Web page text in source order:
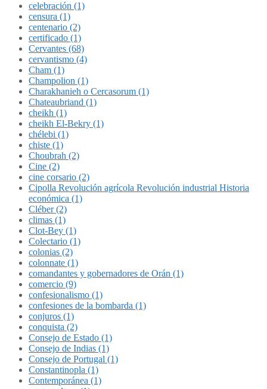
celebración (1)
censura (1)
centenario (2)
certificado (1)
Cervantes (68)
cervantismo (4)
Cham (1)
Champolion (1)
Charakhanieh o Cercasorum (1)
Chateaubriand (1)
cheikh (1)
cheikh El-Bekry (1)
chélebi (1)
chiste (1)
Choubrah (2)
Cine (2)
cine corsario (2)
Cipolla Revolución agrícola Revolución industrial Historia
económica (1)
Cléber (2)
climas (1)
Clot-Bey (1)
Colectario (1)
colonias (2)
colonnate (1)
comandantes y gobernadores de Orán (1)
comercio (9)
confesionalismo (1)
confesiones de la bombarda (1)
conjuros (1)
conquista (2)
Consejo de Estado (1)
Consejo de Indias (1)
Consejo de Portugal (1)
Constantinopla (1)
Contemporánea (1)